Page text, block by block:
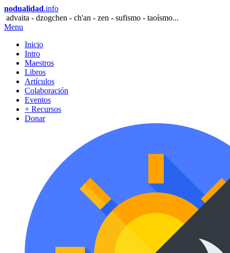
nodualidad.info
advaita - dzogchen - ch'an - zen - sufismo - taoísmo...
Menu
Inicio
Intro
Maestros
Libros
Artículos
Colaboración
Eventos
+ Recursos
Donar